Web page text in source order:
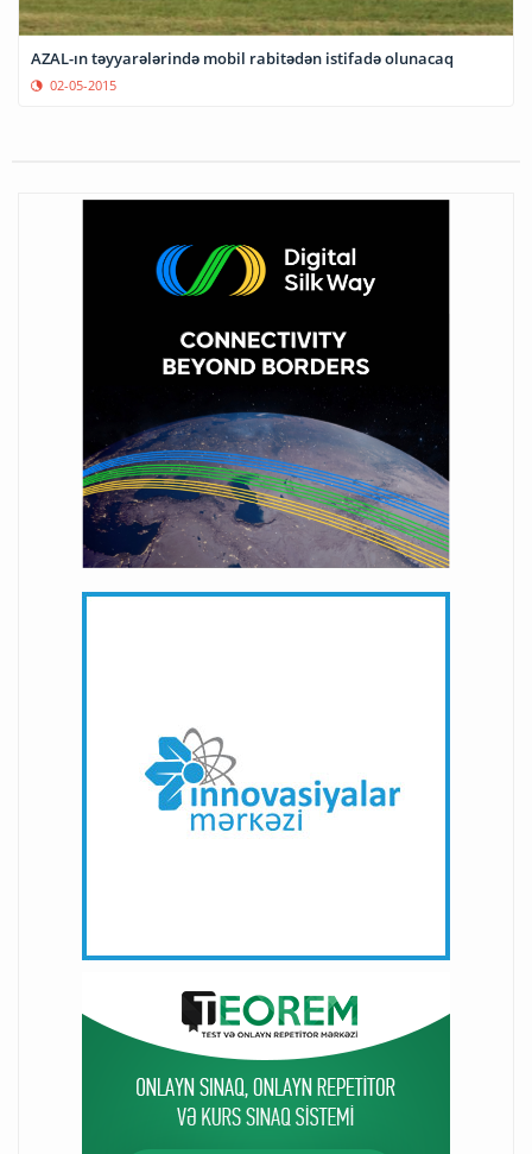
AZAL-ın təyyarələrində mobil rabitədən istifadə olunacaq
02-05-2015